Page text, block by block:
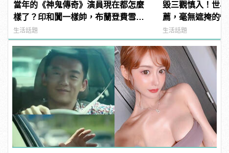
當年的《神鬼傳奇》演員現在都怎麼
樣了？印和闐一樣帥，布蘭登費雪大
發福！
生活話題
毀三觀慎入！世
薦，毫無遮掩的
噁心到極致！ |
男
生活話題